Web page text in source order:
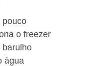
pouco
o freezer
barulho
água